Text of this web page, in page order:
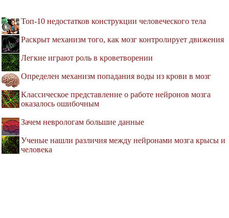
Топ-10 недостатков конструкции человеческого тела
Раскрыт механизм того, как мозг контролирует движения
Легкие играют роль в кроветворении
Определен механизм попадания воды из крови в мозг
Классическое представление о работе нейронов мозга
оказалось ошибочным
Зачем неврологам большие данные
Ученые нашли различия между нейронами мозга крысы и
человека